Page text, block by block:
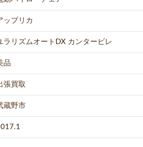
ップリカ
ラリズムオートDX カンタービレ
品
張買取
蔵野市